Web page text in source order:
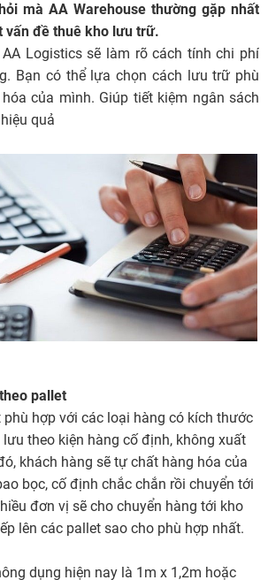
mà AA Warehouse thường gặp nhất
vấn đề thuê kho lưu trữ.
Logistics sẽ làm rõ cách tính chi phí
Bạn có thể lựa chọn cách lưu trữ phù
của mình. Giúp tiết kiệm ngân sách
quả
pallet
hợp với các loại hàng có kích thước
theo kiện hàng cố định, không xuất
khách hàng sẽ tự chất hàng hóa của
bọc, cố định chắc chắn rồi chuyển tới
đơn vị sẽ cho chuyển hàng tới kho
lên các pallet sao cho phù hợp nhất.
dụng hiện nay là 1m x 1,2m hoặc